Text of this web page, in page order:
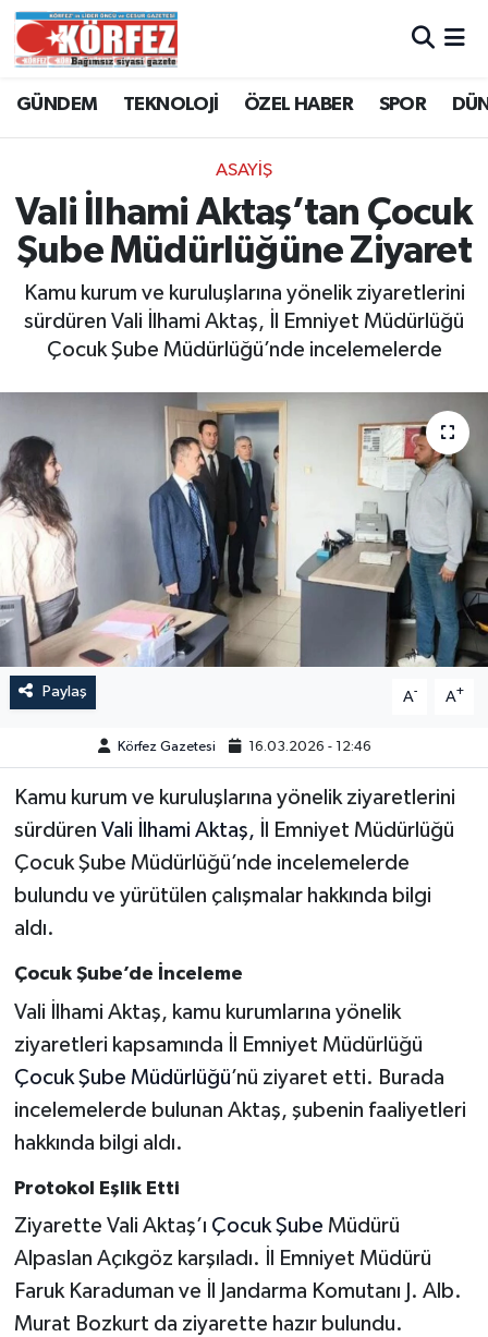
GÜNDEM TEKNOLOJİ ÖZEL HABER SPOR
ASAYİŞ
Vali İlhami Aktaş’tan Çocuk
Şube Müdürlüğüne Ziyaret
Kamu kurum ve kuruluşlarına yönelik ziyaretlerini
sürdüren Vali İlhami Aktaş, İl Emniyet Müdürlüğü
Çocuk Şube Müdürlüğü’nde incelemelerde
Paylaş A- A+
Körfez Gazetesi 16.03.2026 - 12:46
Kamu kurum ve kuruluşlarına yönelik ziyaretlerini
sürdüren Vali İlhami Aktaş, İl Emniyet Müdürlüğü
Çocuk Şube Müdürlüğü’nde incelemelerde
bulundu ve yürütülen çalışmalar hakkında bilgi
aldı.
Çocuk Şube’de İnceleme
Vali İlhami Aktaş, kamu kurumlarına yönelik
ziyaretleri kapsamında İl Emniyet Müdürlüğü
Çocuk Şube Müdürlüğü’nü ziyaret etti. Burada
incelemelerde bulunan Aktaş, şubenin faaliyetleri
hakkında bilgi aldı.
Protokol Eşlik Etti
Ziyarette Vali Aktaş’ı Çocuk Şube Müdürü
Alpaslan Açıkgöz karşıladı. İl Emniyet Müdürü
Faruk Karaduman ve İl Jandarma Komutanı J. Alb.
Murat Bozkurt da ziyarette hazır bulundu.
Trafik Durumu
Süper Lig Puan Durumu ve Fikstür
Tüm Manşetler
Son Dakika Haberleri
Haber Arşivi